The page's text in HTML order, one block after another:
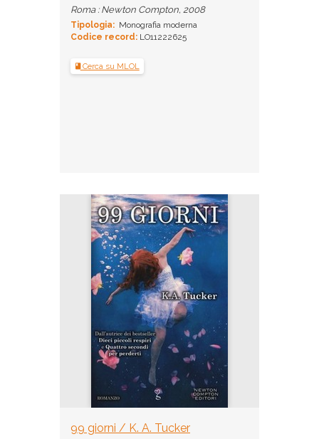
Roma : Newton Compton, 2008
Tipologia: Monografia moderna
Codice record: LO11222625
Cerca su MLOL
99 giorni / K. A. Tucker